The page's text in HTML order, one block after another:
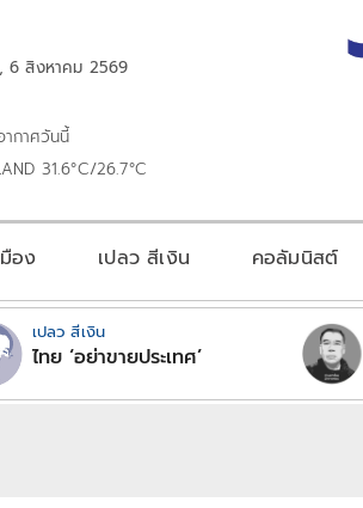
6 สิงหาคม 2569
กาศวันนี้
31.6°C/26.7°C
อง เปลว สีเงิน คอลัมนิสต์
เปลว สีเงิน
ไทย ‘อย่าขายประเทศ’